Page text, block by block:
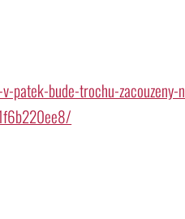
patek-bude-trochu-zacouzeny-